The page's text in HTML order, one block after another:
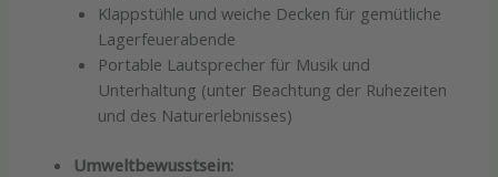
Klappstühle und weiche Decken für gemütliche
Lagerfeuerabende
Portable Lautsprecher für Musik und
Unterhaltung (unter Beachtung der Ruhezeiten
und des Naturerlebnisses)
Umweltbewusstsein: